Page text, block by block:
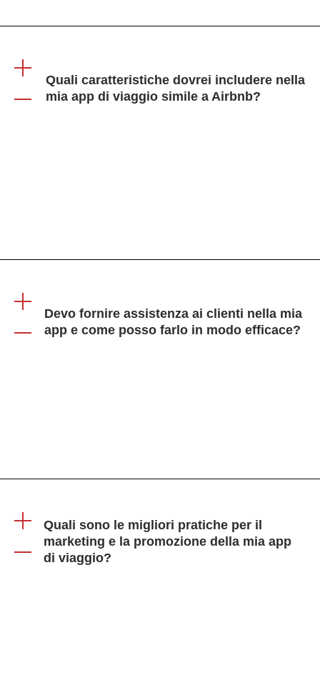
Quali caratteristiche dovrei includere nella
mia app di viaggio simile a Airbnb?
Devo fornire assistenza ai clienti nella mia
app e come posso farlo in modo efficace?
Quali sono le migliori pratiche per il
marketing e la promozione della mia app
di viaggio?